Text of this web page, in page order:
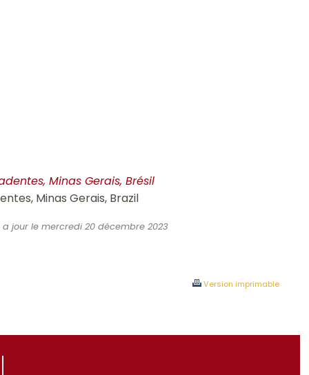
Minas Gerais, Brésil
Minas Gerais, Brazil
a jour le mercredi 20 décembre 2023
Version imprimable